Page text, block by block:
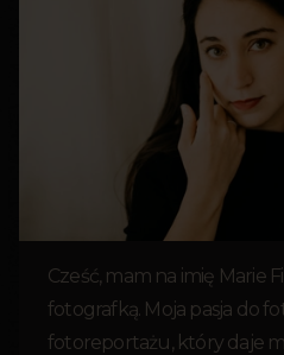
Cześć, mam na imię Marie
fotografką. Moja pasja do
fotoreportażu, który daje